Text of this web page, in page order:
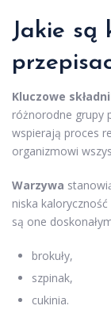
Jakie są
Kluczowe
różnorodne grupy
wspierają proces
organizmowi
Warzywa
niska
są one
brokuły,
szpinak,
cukinia.